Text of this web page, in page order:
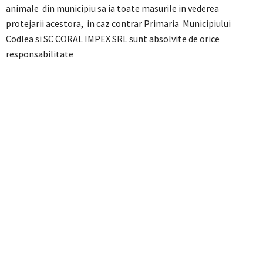
animale din municipiu sa ia toate masurile in vederea
protejarii acestora, in caz contrar Primaria Municipiului
Codlea si SC CORAL IMPEX SRL sunt absolvite de orice
responsabilitate